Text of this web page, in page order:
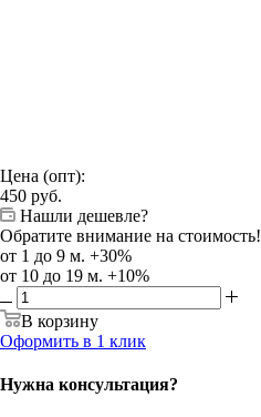
Цена (опт):
450 руб.
Нашли дешевле?
Обратите внимание на стоимость!
от 1 до 9 м. +30%
от 10 до 19 м. +10%
В корзину
Оформить в 1 клик
Нужна консультация?